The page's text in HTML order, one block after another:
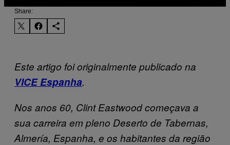
Share:
Este artigo foi originalmente publicado na
VICE Espanha.
Nos anos 60, Clint Eastwood começava a
sua carreira em pleno Deserto de Tabernas,
Almería, Espanha, e os habitantes da região